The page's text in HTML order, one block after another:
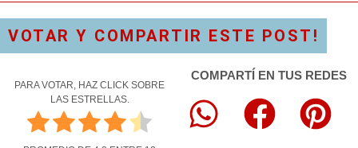
VOTAR Y COMPARTIR ESTE POST!
PARA VOTAR, HAZ CLICK SOBRE
LAS ESTRELLAS.
COMPARTÍ EN TUS REDES